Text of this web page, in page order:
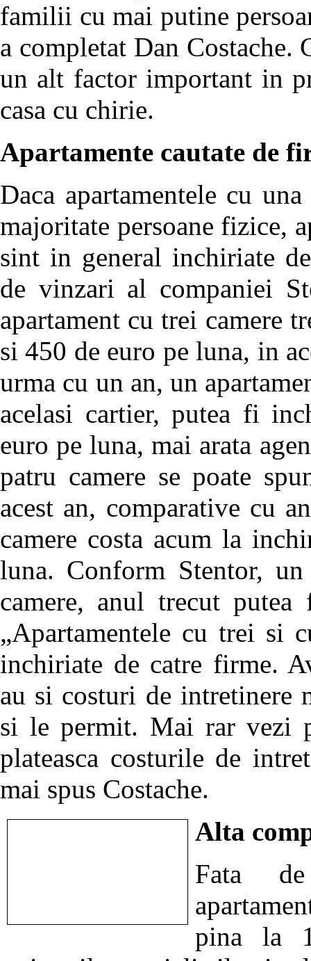
familii cu mai putine
a completat Dan Costache.
un alt factor important in
casa cu chirie.
Apartamente cautate de
Daca apartamentele cu
majoritate persoane fizice,
sint in general inchiriate
de vinzari al companiei
apartament cu trei camere
si 450 de euro pe luna, in
urma cu un an, un
acelasi cartier, putea fi
euro pe luna, mai arata
patru camere se poate
acest an, comparative cu
camere costa acum la
luna. Conform Stentor,
camere, anul trecut
„Apartamentele cu trei si
inchiriate de catre firme.
au si costuri de intretinere
si le permit. Mai rar vezi
plateasca costurile de
mai spus Costache.
Alta
Fata
pina la